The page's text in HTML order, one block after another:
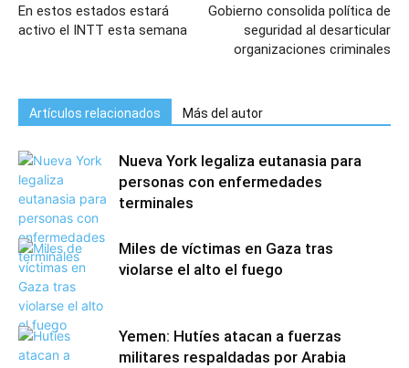
En estos estados estará
activo el INTT esta semana
Gobierno consolida política de
seguridad al desarticular
organizaciones criminales
Artículos relacionados Más del autor
Nueva York legaliza eutanasia para
personas con enfermedades
terminales
Miles de víctimas en Gaza tras
violarse el alto el fuego
Yemen: Hutíes atacan a fuerzas
militares respaldadas por Arabia